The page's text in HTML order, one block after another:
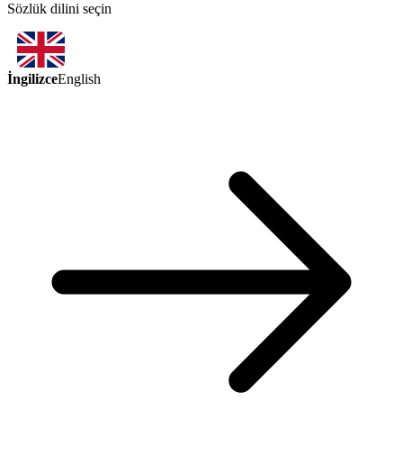
Sözlük dilini seçin
İngilizceEnglish